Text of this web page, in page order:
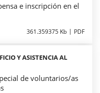
e inscripción en el
361.359375 Kb PDF
Y ASISTENCIA AL
de voluntarios/as